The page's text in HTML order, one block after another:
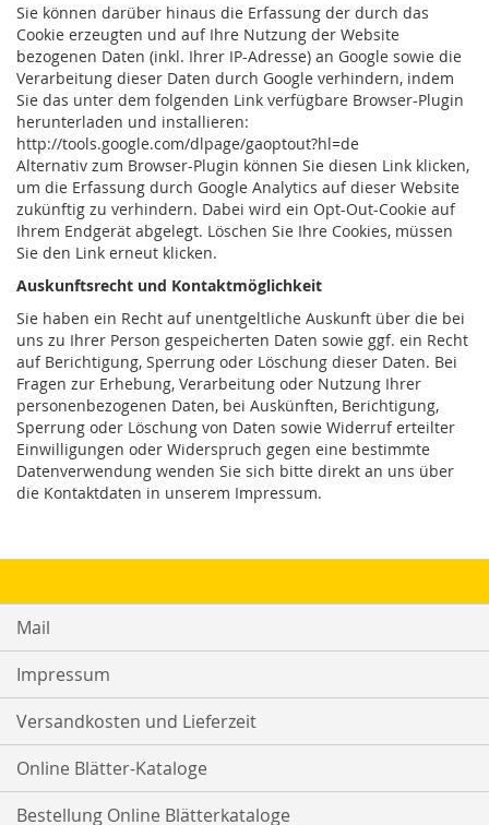
Sie können darüber hinaus die Erfassung der durch das
Cookie erzeugten und auf Ihre Nutzung der Website
bezogenen Daten (inkl. Ihrer IP-Adresse) an Google sowie die
Verarbeitung dieser Daten durch Google verhindern, indem
Sie das unter dem folgenden Link verfügbare Browser-Plugin
herunterladen und installieren:
http://tools.google.com/dlpage/gaoptout?hl=de
Alternativ zum Browser-Plugin können Sie diesen Link klicken,
um die Erfassung durch Google Analytics auf dieser Website
zukünftig zu verhindern. Dabei wird ein Opt-Out-Cookie auf
Ihrem Endgerät abgelegt. Löschen Sie Ihre Cookies, müssen
Sie den Link erneut klicken.
Auskunftsrecht und Kontaktmöglichkeit
Sie haben ein Recht auf unentgeltliche Auskunft über die bei
uns zu Ihrer Person gespeicherten Daten sowie ggf. ein Recht
auf Berichtigung, Sperrung oder Löschung dieser Daten. Bei
Fragen zur Erhebung, Verarbeitung oder Nutzung Ihrer
personenbezogenen Daten, bei Auskünften, Berichtigung,
Sperrung oder Löschung von Daten sowie Widerruf erteilter
Einwilligungen oder Widerspruch gegen eine bestimmte
Datenverwendung wenden Sie sich bitte direkt an uns über
die Kontaktdaten in unserem Impressum.
Mail
Impressum
Versandkosten und Lieferzeit
Online Blätter-Kataloge
Bestellung Online Blätterkataloge